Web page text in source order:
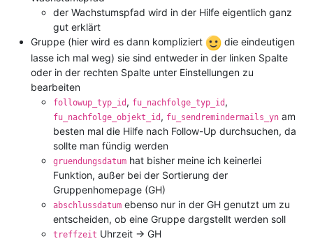
der Wachstumspfad wird in der Hilfe eigentlich ganz
gut erklärt
Gruppe (hier wird es dann kompliziert
die eindeutigen
lasse ich mal weg) sie sind entweder in der linken Spalte
oder in der rechten Spalte unter Einstellungen zu
bearbeiten
followup_typ_id , fu_nachfolge_typ_id ,
fu_nachfolge_objekt_id , fu_sendremindermails_yn am
besten mal die Hilfe nach Follow-Up durchsuchen, da
sollte man fündig werden
gruendungsdatum hat bisher meine ich keinerlei
Funktion, außer bei der Sortierung der
Gruppenhomepage (GH)
abschlussdatum ebenso nur in der GH genutzt um zu
entscheiden, ob eine Gruppe dargstellt werden soll
treffzeit Uhrzeit -> GH